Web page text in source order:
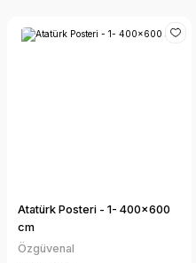
Atatürk Posteri - 1- 400x600
cm
Özgüvenal